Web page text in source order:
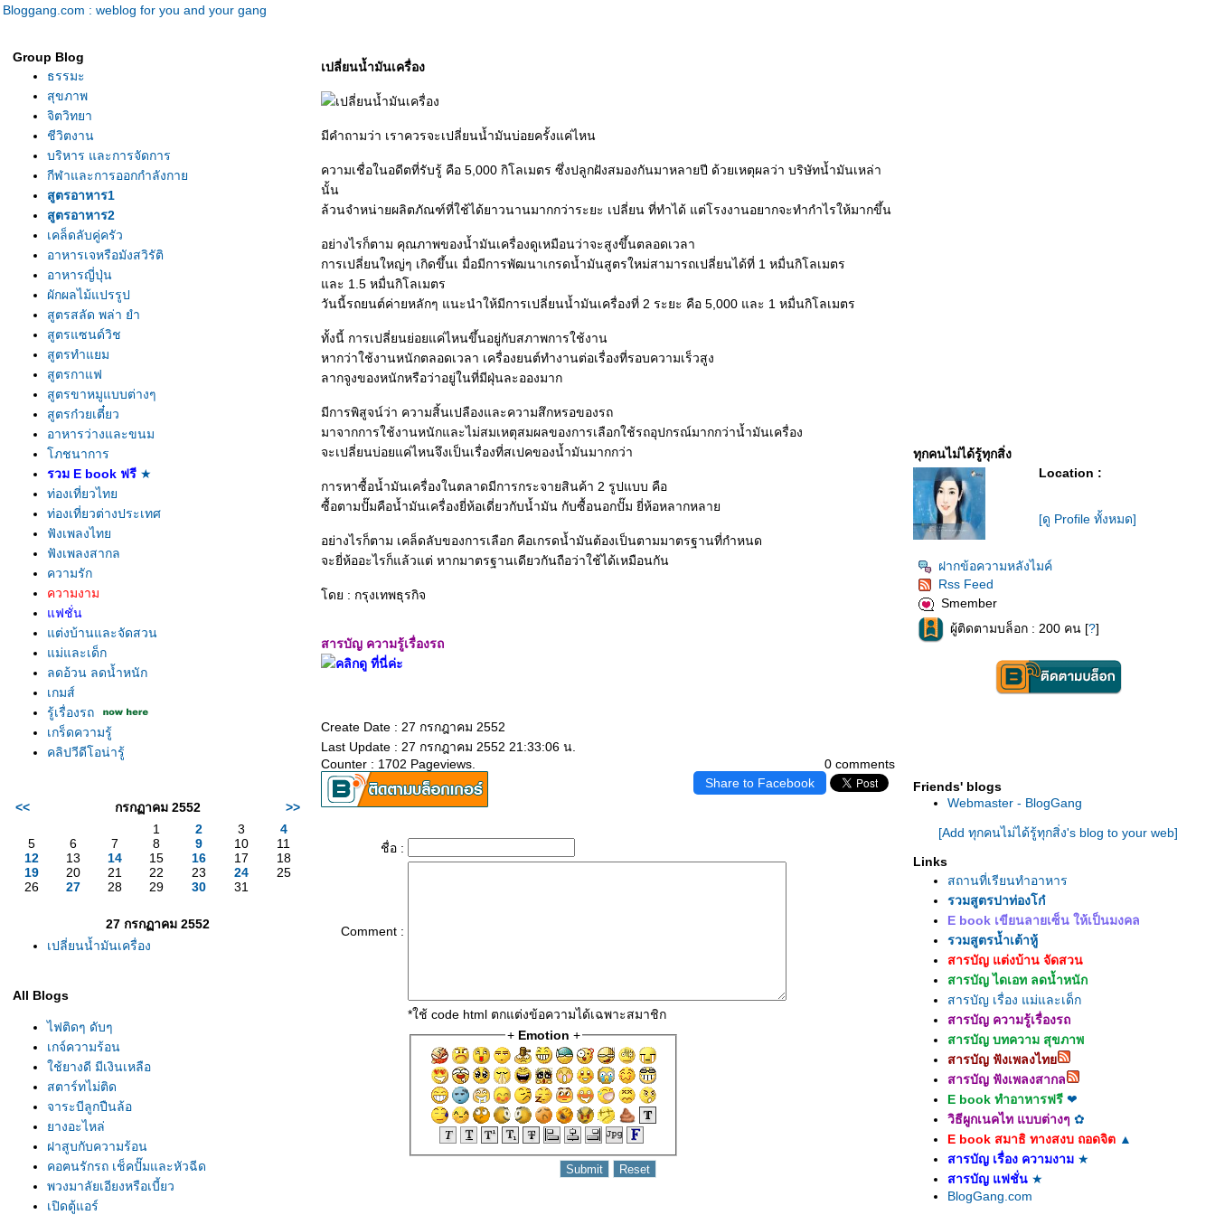
Bloggang.com : weblog for you and your gang
Group Blog
ธรรมะ
สุขภาพ
จิตวิทยา
ชีวิตงาน
บริหาร และการจัดการ
กีฬาและการออกกำลังกา
สูตรอาหาร1
สูตรอาหาร2
เคล็ดลับคู่ครัว
อาหารเจหรือมังสวิรัติ
อาหารญี่ปุ่น
ผักผลไม้แปรรูป
สูตรสลัด พล่า ยำ
สูตรแซนด์วิช
สูตรทำแยม
สูตรกาแฟ
สูตรขาหมูแบบต่างๆ
สูตรก๋วยเตี๋ยว
อาหารว่างและขนม
ภชนาการ
รวม E book ฟรี ★
ท่องเที่ยวไท
ท่องเที่ยวต่างประเทศ
ฟังเพลงไท
ฟังเพลงสากล
ความรัก
ความงาม
ฟชั่น
ต่งบ้านและจัดสวน
ม่และเด็ก
ลดอ้วน ลดน้ำหนัก
เกมส์
รู้เรื่องรถ
เกร็ดความรู้
คลิปวีดีโอน่ารู้
<< กรกฏาคม 2552
>>
1
2 3
4
5
6 7 8 9 10
11
12
13 14 15 16 17
18
19
20 21 22 23 24
25
26
27 28 29 30 31
27 กรกฏาคม 2552
เปลี่ยนน้ำมันเครื่อง
All Blogs
ไฟติดๆ ดับๆ
เกจ์ความร้อน
ช้ยางดี มีเงินเหลือ
สตาร์ทไม่ติด
จาระบีลูกปืนล้อ
างอะไหล่
ฝาสูบกับความร้อน
คอฅนรักรถ เช็คปั๊มและหัวฉีด
พวงมาลัยเอียงหรือเบี้ยว
เปิดตู้แอร์
เปลี่ยนน้ำมันเครื่อง
มีคำถามว่า เราควรจะเปลี่ยนน้ำมันบ่อยครั้งแค่ไหน
ความเชื่อในอดีตที่รับรู้ คือ 5,000 กิโลเมตร ซึ่งปลูกฝังสมองกันมาหลายปี ด้วยเหตุผลว่า บริษัทน้ำมันเหล่า
นั้น
ล้วนจำหน่ายผลิตภัณฑ์ที่ใช้ได้ยาวนานมากกว่าระยะ เปลี่ยน ที่ทำได้ แต่โรงงานอยากจะทำกำไรให้มากขึ้น
อย่างไรก็ตาม คุณภาพของน้ำมันเครื่องดูเหมือนว่าจะสูงขึ้นตลอดเวลา
การเปลี่ยนใหญ่ๆ เกิดขึ้นเ มื่อมีการพัฒนาเกรดน้ำมันสูตรใหม่สามารถเปลี่ยนได้ที่ 1 หมื่นกิโลเมตร
ละ 1.5 หมื่นกิโลเมตร
วันนี้รถยนต์ค่ายหลักๆ แนะนำให้มีการเปลี่ยนน้ำมันเครื่องที่ 2 ระยะ คือ 5,000 และ 1 หมื่นกิโลเมตร
ทั้งนี้ การเปลี่ยนย่อยแค่ไหนขึ้นอยู่กับสภาพการใช้งาน
หากว่าใช้งานหนักตลอดเวลา เครื่องยนต์ทำงานต่อเรื่องที่รอบความเร็วสูง
ลากจูงของหนักหรือว่าอยู่ในที่มีฝุ่นละอองมาก
มีการพิสูจน์ว่า ความสิ้นเปลืองและความสึกหรอของรถ
มาจากการใช้งานหนักและไม่สมเหตุสมผลของการเลือกใช้รถอุปกรณ์มากกว่าน้ำมันเครื่อง
จะเปลี่ยนบ่อยแค่ไหนจึงเป็นเรื่องที่สเปคของน้ำมันมากกว่า
การหาซื้อน้ำมันเครื่องในตลาดมีการกระจายสินค้า 2 รูปแบบ คือ
ซื้อตามปั๊มคือน้ำมันเครื่องยี่ห้อเดี่ยวกับน้ำมัน กับซื้อนอกปั๊ม ยี่ห้อหลากหลา
อย่างไรก็ตาม เคล็ดลับของการเลือก คือเกรดน้ำมันต้องเป็นตามมาตรฐานที่กำหนด
จะยี่ห้ออะไรก็แล้วแต่ หากมาตรฐานเดียวกันถือว่าใช้ได้เหมือนกัน
ดย : กรุงเทพธุรกิจ
สารบัญ ความรู้เรื่องรถ
คลิกดู ที่นี่ค่ะ
Create Date : 27 กรกฎาคม 2552
Last Update : 27 กรกฎาคม 2552 21:33:06 น.
0 comments
Counter : 1702 Pageviews.
Share to Facebook
ชื่อ :
Comment :
*ใช้ code html ตกแต่งข้อความได้เฉพาะสมาชิก
+ Emotion +
ทุกคนไม่ได้รู้ทุกสิ่ง
Location :
[ดู Profile ทั้งหมด]
ฝากข้อความหลังไมค์
Rss Feed
Smember
ผู้ติดตามบล็อก : 200 คน [?]
Friends' blogs
Webmaster - BlogGang
[Add ทุกคนไม่ได้รู้ทุกสิ่ง's blog to your web]
Links
สถานที่เรียนทำอาหาร
รวมสูตรปาท่องโก๋
E book เขียนลายเซ็น ให้เป็นมงคล
รวมสูตรน้ำเต้าหู้
สารบัญ แต่งบ้าน จัดสวน
สารบัญ ไดเอท ลดน้ำหนัก
สารบัญ เรื่อง แม่และเด็ก
สารบัญ ความรู้เรื่องรถ
สารบัญ บทความ สุขภาพ
สารบัญ ฟังเพลงไท
สารบัญ ฟังเพลงสากล
E book ทำอาหารฟรี ❤
วิธีผูกเนคไท แบบต่างๆ ✿
E book สมาธิ ทางสงบ ถอดจิต ▲
สารบัญ เรื่อง ความงาม ★
สารบัญ แฟชั่น ★
BlogGang.com